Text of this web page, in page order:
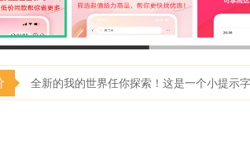
全新的我的世界任你探索！这是一个小提示字